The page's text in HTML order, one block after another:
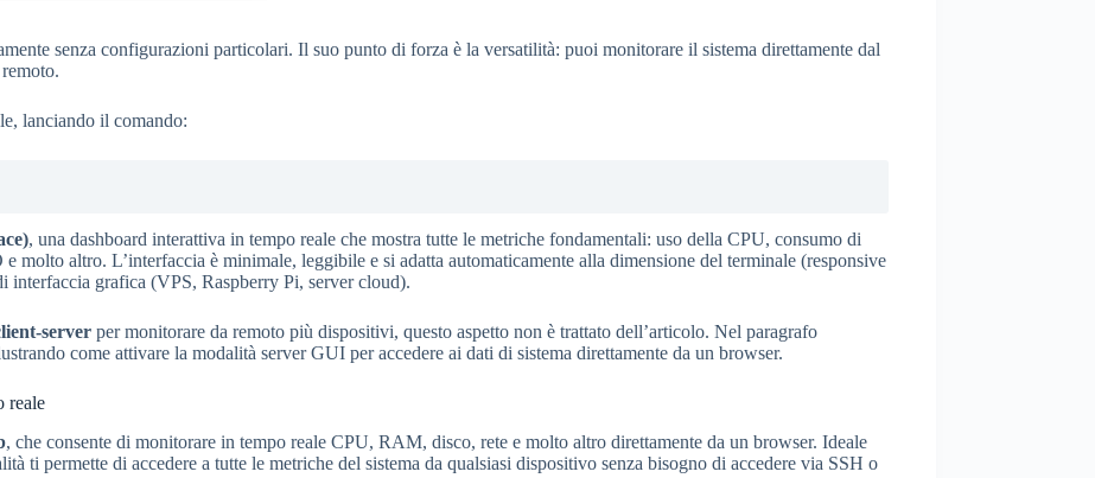
senza configurazioni particolari. Il suo punto di forza è la versatilità: puoi monitorare il sistema direttamente dal
lanciando il comando:
, una dashboard interattiva in tempo reale che mostra tutte le metriche fondamentali: uso della CPU, consumo di
altro. L’interfaccia è minimale, leggibile e si adatta automaticamente alla dimensione del terminale (responsive
interfaccia grafica (VPS, Raspberry Pi, server cloud).
server per monitorare da remoto più dispositivi, questo aspetto non è trattato dell’articolo. Nel paragrafo
come attivare la modalità server GUI per accedere ai dati di sistema direttamente da un browser.
reale
, che consente di monitorare in tempo reale CPU, RAM, disco, rete e molto altro direttamente da un browser. Ideale
ti permette di accedere a tutte le metriche del sistema da qualsiasi dispositivo senza bisogno di accedere via SSH o